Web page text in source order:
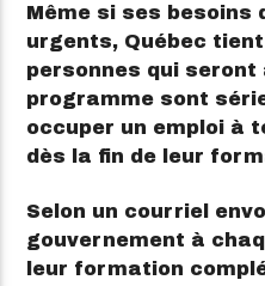
Même si ses besoins
urgents, Québec
personnes qui seront
programme sont
occuper un emploi à
dès la fin de leur
Selon un courriel
gouvernement à
leur formation